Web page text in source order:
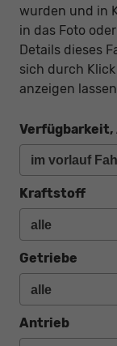
wurden und in
in das Foto
Details dieses
sich durch
anzeigen
Verfügbarkeit,
Kraftstoff
Getriebe
Antrieb